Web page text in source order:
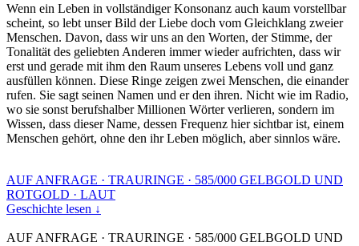
Wenn ein Leben in vollständiger Konsonanz auch kaum vorstellbar
scheint, so lebt unser Bild der Liebe doch vom Gleichklang zweier
Menschen. Davon, dass wir uns an den Worten, der Stimme, der
Tonalität des geliebten Anderen immer wieder aufrichten, dass wir
erst und gerade mit ihm den Raum unseres Lebens voll und ganz
ausfüllen können. Diese Ringe zeigen zwei Menschen, die einander
rufen. Sie sagt seinen Namen und er den ihren. Nicht wie im Radio,
wo sie sonst berufshalber Millionen Wörter verlieren, sondern im
Wissen, dass dieser Name, dessen Frequenz hier sichtbar ist, einem
Menschen gehört, ohne den ihr Leben möglich, aber sinnlos wäre.
AUF ANFRAGE · TRAURINGE · 585/000 GELBGOLD UND
ROTGOLD · LAUT
Geschichte lesen ↓
AUF ANFRAGE · TRAURINGE · 585/000 GELBGOLD UND